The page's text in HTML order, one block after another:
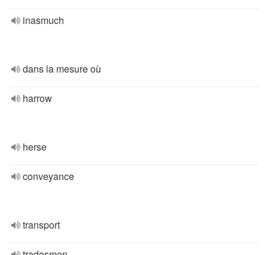
inasmuch
dans la mesure où
harrow
herse
conveyance
transport